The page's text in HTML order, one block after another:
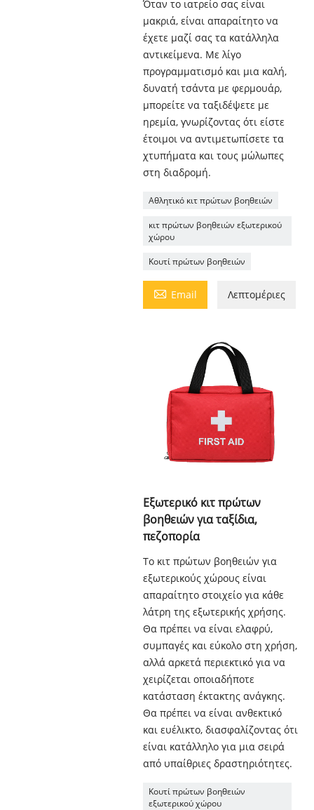
Όταν το ιατρείο σας είναι
μακριά, είναι απαραίτητο να
έχετε μαζί σας τα κατάλληλα
αντικείμενα. Με λίγο
προγραμματισμό και μια καλή,
δυνατή τσάντα με φερμουάρ,
μπορείτε να ταξιδέψετε με
ηρεμία, γνωρίζοντας ότι είστε
έτοιμοι να αντιμετωπίσετε τα
χτυπήματα και τους μώλωπες
στη διαδρομή.
Αθλητικό κιτ πρώτων βοηθειών
κιτ πρώτων βοηθειών εξωτερικού
χώρου
Κουτί πρώτων βοηθειών
 Email Λεπτομέριες
Εξωτερικό κιτ πρώτων
βοηθειών για ταξίδια,
πεζοπορία
Το κιτ πρώτων βοηθειών για
εξωτερικούς χώρους είναι
απαραίτητο στοιχείο για κάθε
λάτρη της εξωτερικής χρήσης.
Θα πρέπει να είναι ελαφρύ,
συμπαγές και εύκολο στη χρήση,
αλλά αρκετά περιεκτικό για να
χειρίζεται οποιαδήποτε
κατάσταση έκτακτης ανάγκης.
Θα πρέπει να είναι ανθεκτικό
και ευέλικτο, διασφαλίζοντας ότι
είναι κατάλληλο για μια σειρά
από υπαίθριες δραστηριότητες.
Κουτί πρώτων βοηθειών
εξωτερικού χώρου